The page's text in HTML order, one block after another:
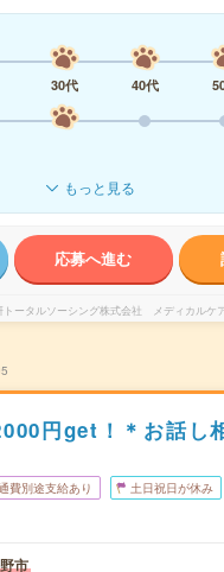
30代 40代
もっと見る
応募へ進む
トータルソーシング株式会社 メディカルケ
円get！＊お話し
費別途支給あり 土日祝日が休み
市